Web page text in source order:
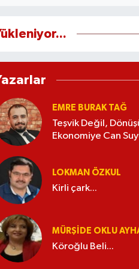
EMRE BURAK TAĞ
Teşvik Değil,
Ekonomiye Can
LOKMAN ÖZKUL
Kirli çark...
MÜRŞIDE OKLU
Köroğlu Beli...